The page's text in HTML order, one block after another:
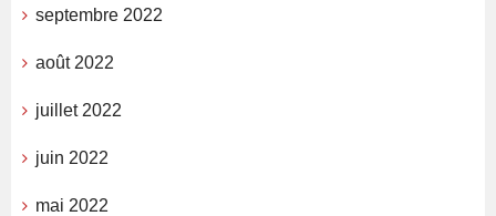
septembre 2022
août 2022
juillet 2022
juin 2022
mai 2022